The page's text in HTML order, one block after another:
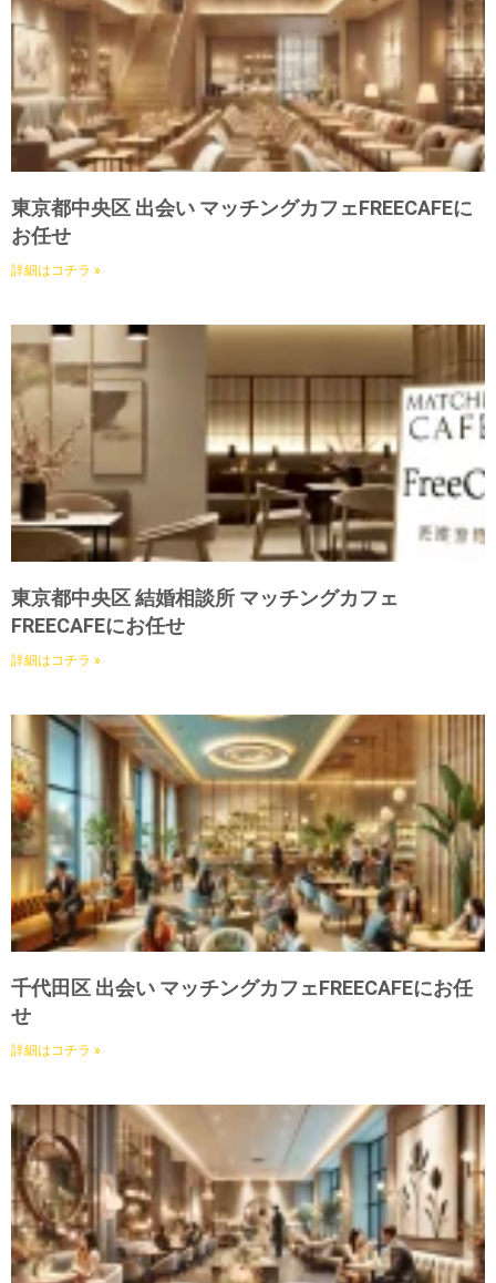
東京都中央区 出会い マッチングカフェFREECAFEに
お任せ
詳細はコチラ »
東京都中央区 結婚相談所 マッチングカフェ
FREECAFEにお任せ
詳細はコチラ »
千代田区 出会い マッチングカフェFREECAFEにお任
せ
詳細はコチラ »